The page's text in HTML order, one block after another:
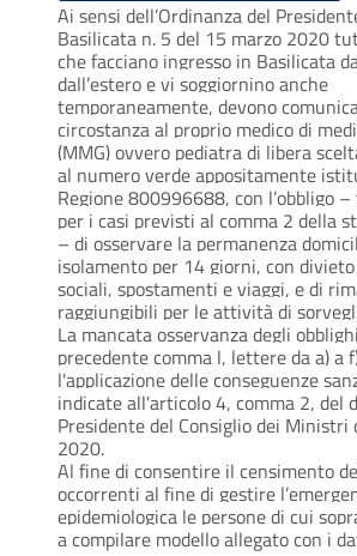
Ai sensi dell’Ordinanza del
Basilicata n. 5 del 15 marzo 2020
che facciano ingresso in Basilicata
dall’estero e vi soggiornino anche
temporaneamente, devono
circostanza al proprio medico di
(MMG) ovvero pediatra di libera
al numero verde appositamente
Regione 800996688, con l’obbligo
per i casi previsti al comma 2 della
– di osservare la permanenza
isolamento per 14 giorni, con
sociali, spostamenti e viaggi, e di
raggiungibili per le attività di
La mancata osservanza degli
precedente comma l, lettere da a) a
l'applicazione delle conseguenze
indicate all'articolo 4, comma 2, del
Presidente del Consiglio dei Ministri
2020.
Al fine di consentire il censimento
occorrenti al fine di gestire
epidemiologica le persone di cui
a compilare modello allegato con i